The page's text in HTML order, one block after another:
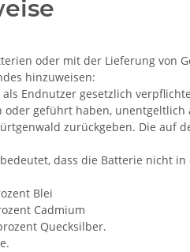
oder mit der Lieferung von
hinzuweisen:
Endnutzer gesetzlich
geführt haben, unentgeltlich
zurückgeben. Die
dass die Batterie nicht in
Blei
Cadmium
Quecksilber.